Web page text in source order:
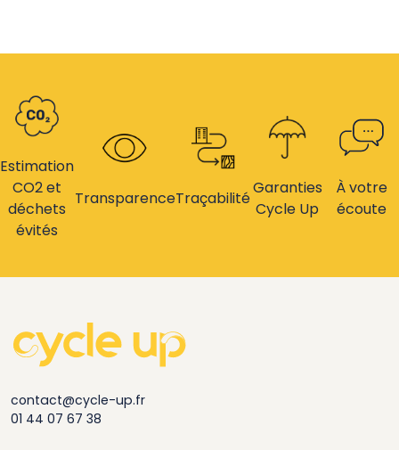
Estimation
CO2 et
déchets
évités
TransparenceTraçabilité
Garanties
Cycle Up
À votre
écoute
contact@cycle-up.fr
01 44 07 67 38